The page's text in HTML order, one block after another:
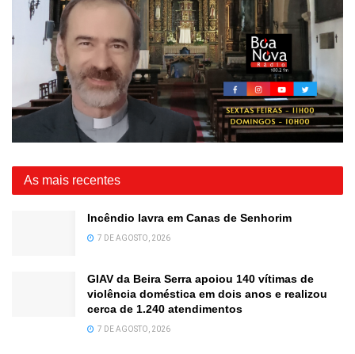
As mais recentes
Incêndio lavra em Canas de Senhorim
7 DE AGOSTO, 2026
GIAV da Beira Serra apoiou 140 vítimas de
violência doméstica em dois anos e realizou
cerca de 1.240 atendimentos
7 DE AGOSTO, 2026